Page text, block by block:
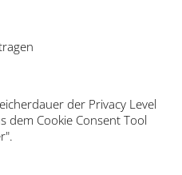
der Privacy Level
dem Cookie Consent Tool